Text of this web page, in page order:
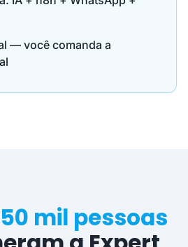
— você comanda a
mil pessoas